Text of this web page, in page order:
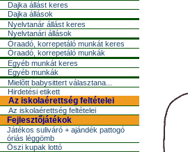
Dajka állást keres
Dajka állások
Nyelvtanár állást keres
Nyelvtanári állások
Óraadó, korrepetáló munkát keres
Óraadó, korrepetáló munkák
Egyéb munkát keres
Egyéb munkák
Mielõtt babysittert választana...
Hirdetési etikett
Az iskolaérettség feltételei
Az iskolaérettség feltételei
Fejlesztőjátékok
Játékos suliváró + ajándék pattogó
óriás léggömb
Őszi kupak lottó